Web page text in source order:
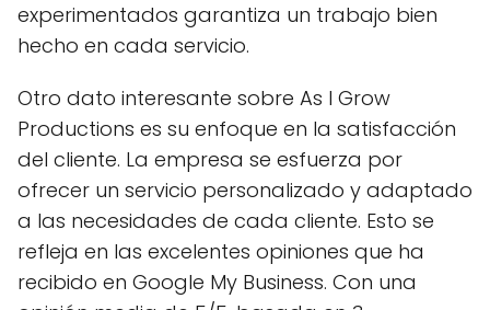
experimentados garantiza un trabajo bien
hecho en cada servicio.
Otro dato interesante sobre As I Grow
Productions es su enfoque en la satisfacción
del cliente. La empresa se esfuerza por
ofrecer un servicio personalizado y adaptado
a las necesidades de cada cliente. Esto se
refleja en las excelentes opiniones que ha
recibido en Google My Business. Con una